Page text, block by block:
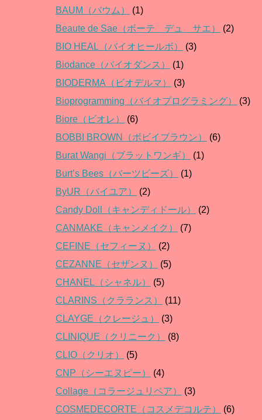
BAUM（バウム）
(1)
Beaute de Sae（ボーテ デュ サエ）
(2)
BIO HEAL（バイオヒールボ）
(3)
Biodance（バイオダンス）
(1)
BIODERMA（ビオデルマ）
(3)
Bioprogramming（バイオプログラミング）
(3)
Biore（ビオレ）
(6)
BOBBI BROWN（ボビイブラウン）
(6)
Burat Wangi（ブラットワンギ）
(1)
Burt’s Bees（バーツビーズ）
(1)
ByUR（バイユア）
(2)
Candy Doll（キャンディドール）
(2)
CANMAKE（キャンメイク）
(7)
CEFINE（セフィーヌ）
(2)
CEZANNE（セザンヌ）
(5)
CHANEL（シャネル）
(5)
CLARINS（クラランス）
(11)
CLAYGE（クレージュ）
(3)
CLINIQUE（クリニーク）
(8)
CLIO（クリオ）
(5)
CNP（シーエヌピー）
(4)
Collage（コラージュリペア）
(3)
COSMEDECORTE（コスメデコルテ）
(6)